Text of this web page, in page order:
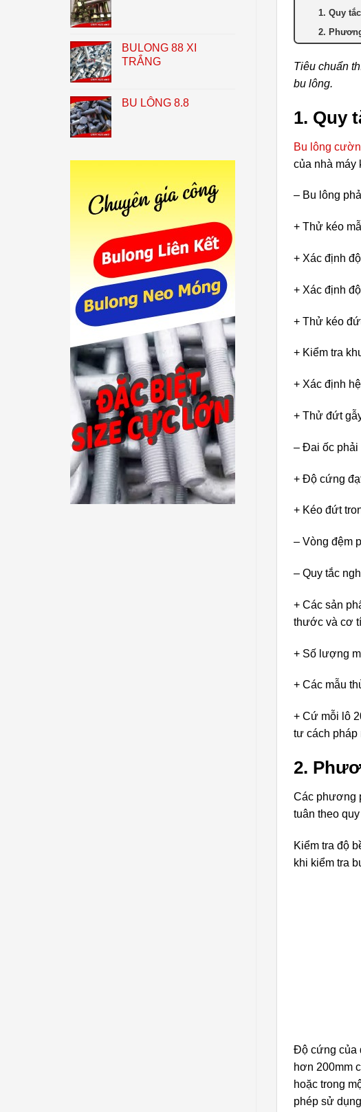
BULONG 88 XI
TRẮNG
BU LÔNG 8.8
1. Quy
2.
Tiêu chuẩn
bu lông.
1. Quy
Bu lông
của nhà máy
– Bu lông
+ Thử kéo
+ Xác định
+ Xác định
+ Thử kéo
+ Kiểm tra
+ Xác định
+ Thử đứt
– Đai ốc phải
+ Độ cứng
+ Kéo đứt
– Vòng đệm
– Quy tắc
+ Các sản
thước và cơ
+ Số lượng
+ Các mẫu
+ Cứ mỗi lô
tư cách pháp
2.
Các phương
tuân theo
Kiểm tra độ
khi kiểm tra
Độ cứng của
hơn 200mm
hoặc trong
phép sử